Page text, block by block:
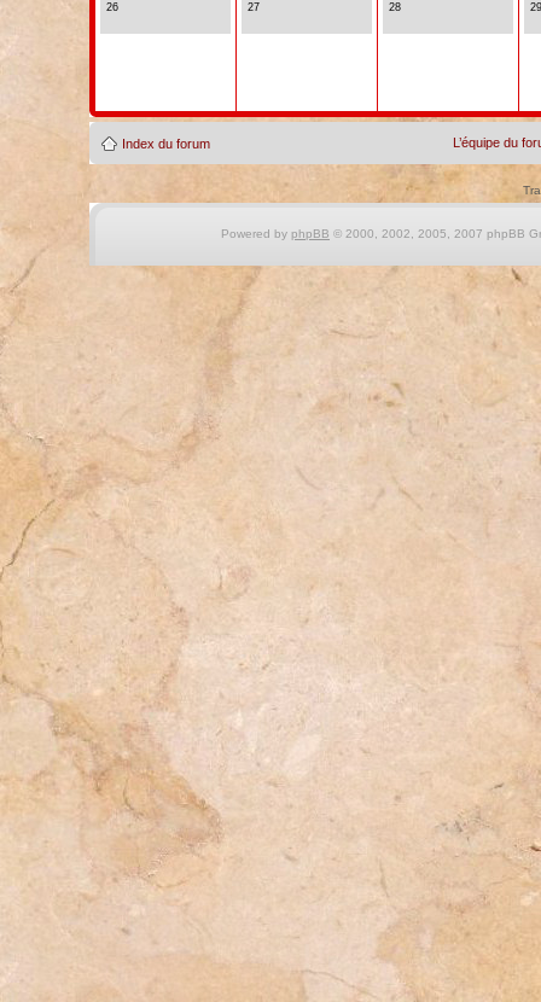
26 27 28 29
Index du forum L’équipe du
Powered by phpBB © 2000, 2002, 2005, 2007 phpBB